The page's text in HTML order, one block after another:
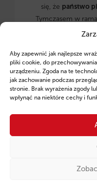
Aby zapewnić jak najlepsze
pliki cookie, do
urządzeniu. Zgoda na te
jak zachowanie podczas
stronie. Brak wyrażenia zgody
wpłynąć na niektóre cechy i
się, że państwo
Tymczasem w
) karta się
finansowej
dochodowego
jeden haczyk,który